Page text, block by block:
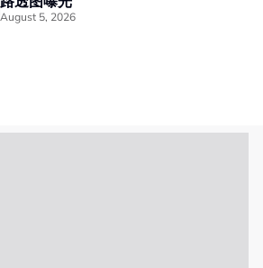
August 5, 2026